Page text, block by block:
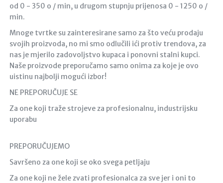
od 0 - 350 o / min, u drugom stupnju prijenosa 0 - 1250 o /
min.
Mnoge tvrtke su zainteresirane samo za što veću prodaju
svojih proizvoda, no mi smo odlučili ići protiv trendova, za
nas je mjerilo zadovoljstvo kupaca i ponovni stalni kupci.
Naše proizvode preporučamo samo onima za koje je ovo
uistinu najbolji mogući izbor!
NE PREPORUČUJE SE
Za one koji traže strojeve za profesionalnu, industrijsku
uporabu
PREPORUČUJEMO
Savršeno za one koji se oko svega petljaju
Za one koji ne žele zvati profesionalca za sve jer i oni to